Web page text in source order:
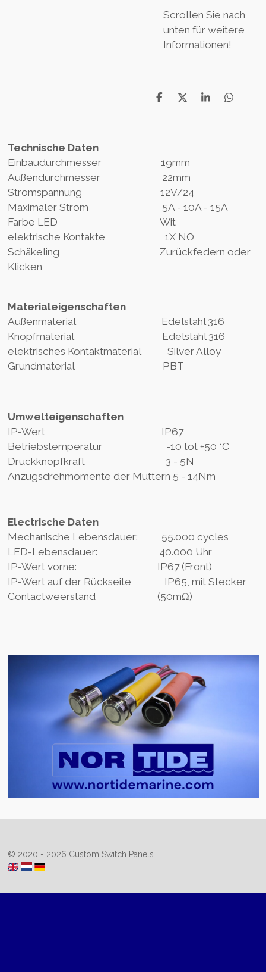
Scrollen Sie nach
unten für weitere
Informationen!
D
D
S
D
Technische Daten
Einbaudurchmesser 19mm
Außendurchmesser 22mm
Stromspannung 12V/24
Maximaler Strom 5A - 10A - 15A
Farbe LED Wit
elektrische Kontakte 1X NO
Schäkeling Zurückfedern oder
Klicken
Materialeigenschaften
Außenmaterial Edelstahl 316
Knopfmaterial Edelstahl 316
elektrisches Kontaktmaterial Silver Alloy
Grundmaterial PBT
Umwelteigenschaften
IP-Wert IP67
Betriebstemperatur -10 tot +50 °C
Druckknopfkraft 3 - 5N
Anzugsdrehmomente der Muttern 5 - 14Nm
Electrische Daten
Mechanische Lebensdauer: 55.000 cycles
LED-Lebensdauer: 40.000 Uhr
IP-Wert vorne: IP67 (Front)
IP-Wert auf der Rückseite IP65, mit Stecker
Contactweerstand (50mΩ)
© 2020 - 2026 Custom Switch Panels